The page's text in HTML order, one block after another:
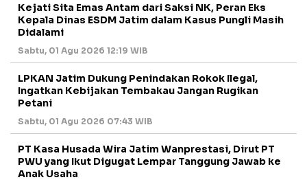
Kejati Sita Emas Antam dari Saksi NK, Peran Eks
Kepala Dinas ESDM Jatim dalam Kasus Pungli Masih
Didalami
Sabtu, 01 Agu 2026 12:19 WIB
LPKAN Jatim Dukung Penindakan Rokok Ilegal,
Ingatkan Kebijakan Tembakau Jangan Rugikan
Petani
Sabtu, 01 Agu 2026 07:43 WIB
PT Kasa Husada Wira Jatim Wanprestasi, Dirut PT
PWU yang Ikut Digugat Lempar Tanggung Jawab ke
Anak Usaha